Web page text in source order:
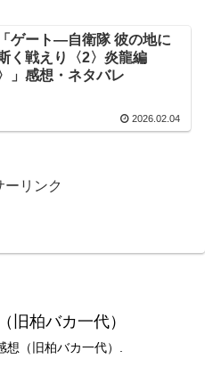
ゲート―自衛隊 彼の地に
く戦えり〈2〉炎龍編
」感想・ネタバレ
2026.02.04
ーリンク
旧柏バカ一代）
（旧柏バカ一代）.